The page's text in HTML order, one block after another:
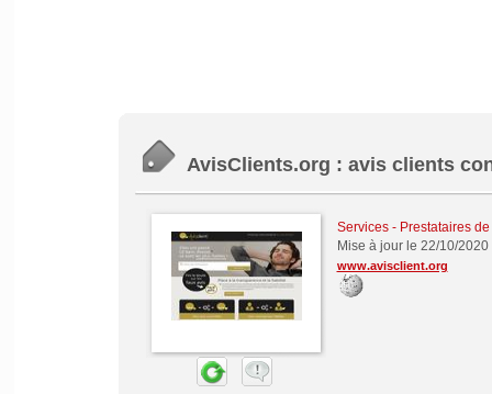
AvisClients.org : avis clients
Services - Prestataires
Mise à jour le 22/10/2020
www.avisclient.org